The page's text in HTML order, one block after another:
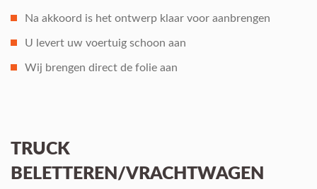
Na akkoord is het ontwerp klaar voor aanbrengen
U levert uw voertuig schoon aan
Wij brengen direct de folie aan
TRUCK
BELETTEREN/VRACHTWAGEN